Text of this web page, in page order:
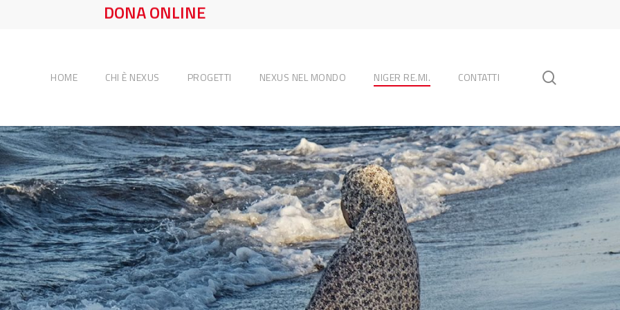
DONA ONLINE
HOME CHI È NEXUS PROGETTI NEXUS NEL MONDO NIGER RE.MI. CONTATTI